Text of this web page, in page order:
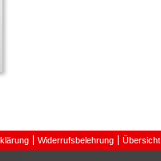
Widerrufsbelehrung